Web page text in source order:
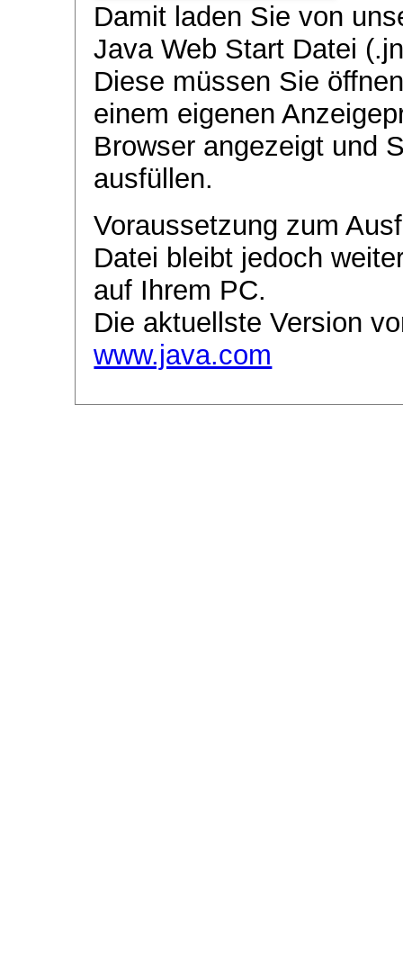
Damit laden Sie von
Java Web Start Datei
Diese müssen Sie
einem eigenen
Browser angezeigt und
ausfüllen.
Voraussetzung zum
Datei bleibt jedoch
auf Ihrem PC.
Die aktuellste Version
www.java.com